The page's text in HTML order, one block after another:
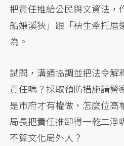
把責任推給公民與文資法，
船嫌溪狹」跟「袂生牽托厝
為。
試問，溝通協調並把法令解
責任嗎？採取預防措施請警
是市府才有權做，怎麼位高
局長把責任推卸得一乾二淨
不算文化局外人？